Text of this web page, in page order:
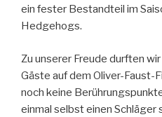
ein fester Bestandteil im
Hedgehogs.
Zu unserer Freude durften
Gäste auf dem Oliver-Faust-
noch keine
einmal selbst einen Schläger